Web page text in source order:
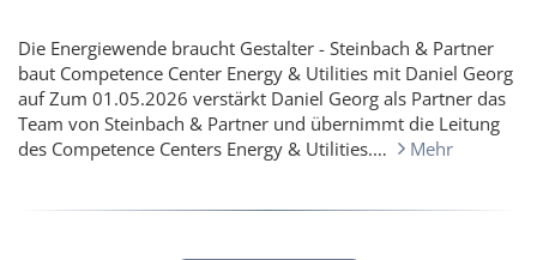
Die Energiewende braucht Gestalter - Steinbach & Partner
baut Competence Center Energy & Utilities mit Daniel Georg
auf Zum 01.05.2026 verstärkt Daniel Georg als Partner das
Team von Steinbach & Partner und übernimmt die Leitung
des Competence Centers Energy & Utilities.…
Mehr